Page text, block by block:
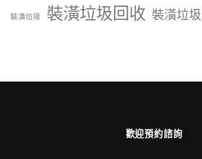
裝潢垃圾 裝潢垃圾回收 裝潢垃
歡迎預約諮詢